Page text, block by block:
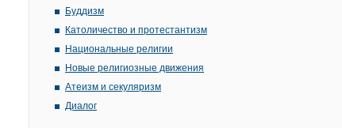
Буддизм
Католичество и протестантизм
Национальные религии
Новые религиозные движения
Атеизм и секуляризм
Диалог